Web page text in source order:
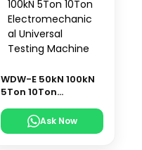
WDW-E 50kN 100kN
5Ton 10Ton
Universal Testing
Machine
Ask Now